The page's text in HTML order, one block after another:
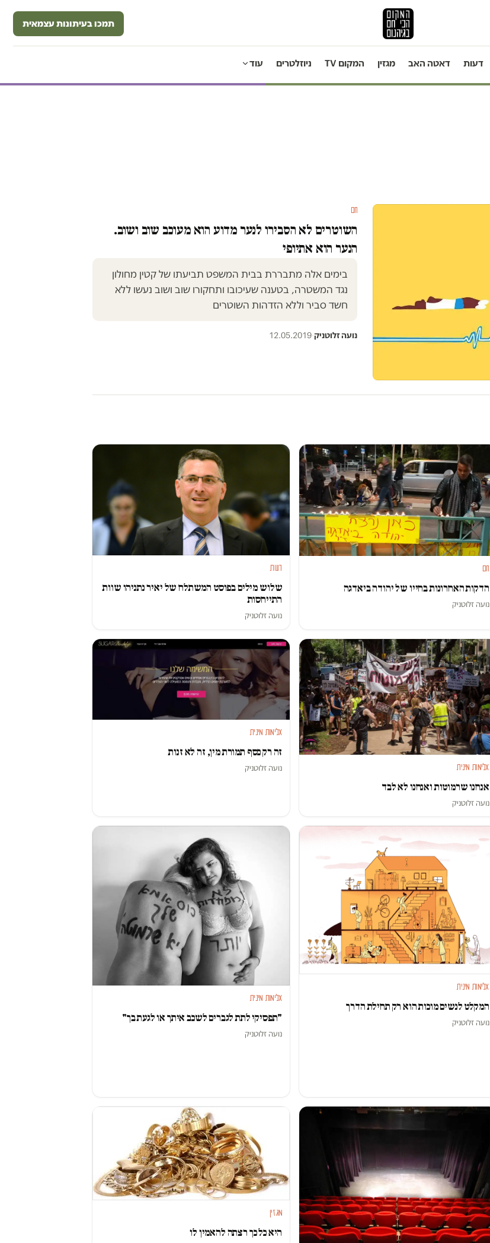
תמכו בעיתונות עצמאית
דעות דאטה האב מגזין המקום TV ניוזלטרים עוד
חם
השוטרים לא הסבירו לנער מדוע הוא מעוכב שוב ושוב.
הנער הוא אתיופי
בימים אלה מתבררת בבית המשפט תביעתו של קטין מחולון
נגד המשטרה, בטענה שעיכובו ותחקורו שוב ושוב נעשו ללא
חשד סביר וללא הזדהות השוטרים
נועה זלוטניק·
12.05.2019
חם
הדקות האחרונות בחייו של יהודה ביאדגה
נועה זלוטניק
דעות
שלוש מילים בפוסט המשתלח של יאיר נתניהו שוות
התייחסות
נועה זלוטניק
אלימות מינית
אנחנו שרמוטות ואנחנו לא לבד
נועה זלוטניק
אלימות מינית
זה רק כסף תמורת מין, זה לא זנות
נועה זלוטניק
אלימות מינית
המקלט לנשים מוכות הוא רק תחילת הדרך
נועה זלוטניק
אלימות מינית
"תפסיקי לתת לגברים לשכב איתך או לגעת בך"
נועה זלוטניק
מגזין
היא כל כך רצתה להאמין לו